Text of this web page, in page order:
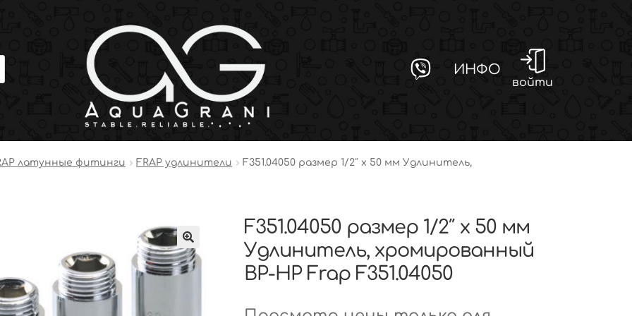
ИНФО
войти
латунные фитинги FRAP удлинители
F351.04050 размер 1/2″ x 50 мм Удлинитель,
F351.04050 размер 1/2″ x 50 мм
Удлинитель, хромированный
ВР-НР Frap F351.04050